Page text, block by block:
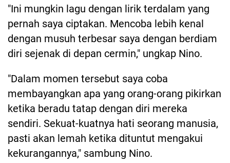
"Ini mungkin lagu dengan lirik terdalam yang
pernah saya ciptakan. Mencoba lebih kenal
dengan musuh terbesar saya dengan berdiam
diri sejenak di depan cermin," ungkap Nino.
"Dalam momen tersebut saya coba
membayangkan apa yang orang-orang pikirkan
ketika beradu tatap dengan diri mereka
sendiri. Sekuat-kuatnya hati seorang manusia,
pasti akan lemah ketika dituntut mengakui
kekurangannya," sambung Nino.